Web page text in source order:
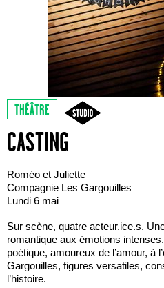
THÉÂTRE
CASTING
Roméo et Juliette
Compagnie Les Gargouilles
Lundi 6 mai
Sur scène, quatre acteur.ice.s.
romantique aux émotions
poétique, amoureux de l’amour, à
Gargouilles, figures versatiles,
l’histoire.